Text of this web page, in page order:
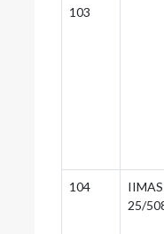
103
104
25/